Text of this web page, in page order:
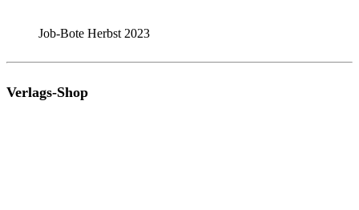
Job-Bote Herbst 2023
Verlags-Shop